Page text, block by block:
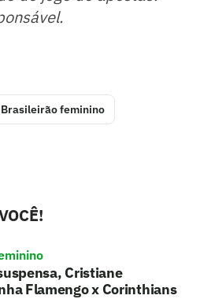
Brasileirão feminino
Cristiane
Flamengo x Corinthians